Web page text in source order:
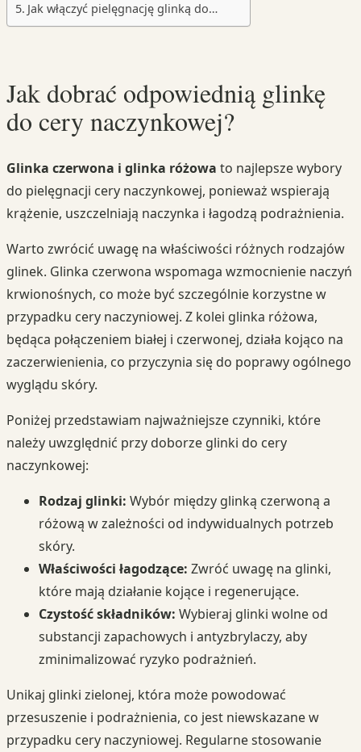
Jak włączyć pielęgnację glinką do…
Jak dobrać odpowiednią glinkę
do cery naczynkowej?
Glinka czerwona i glinka różowa to najlepsze wybory
do pielęgnacji cery naczynkowej, ponieważ wspierają
krążenie, uszczelniają naczynka i łagodzą podrażnienia.
Warto zwrócić uwagę na właściwości różnych rodzajów
glinek. Glinka czerwona wspomaga wzmocnienie naczyń
krwionośnych, co może być szczególnie korzystne w
przypadku cery naczyniowej. Z kolei glinka różowa,
będąca połączeniem białej i czerwonej, działa kojąco na
zaczerwienienia, co przyczynia się do poprawy ogólnego
wyglądu skóry.
Poniżej przedstawiam najważniejsze czynniki, które
należy uwzględnić przy doborze glinki do cery
naczynkowej:
Rodzaj glinki: Wybór między glinką czerwoną a
różową w zależności od indywidualnych potrzeb
skóry.
Właściwości łagodzące: Zwróć uwagę na glinki,
które mają działanie kojące i regenerujące.
Czystość składników: Wybieraj glinki wolne od
substancji zapachowych i antyzbrylaczy, aby
zminimalizować ryzyko podrażnień.
Unikaj glinki zielonej, która może powodować
przesuszenie i podrażnienia, co jest niewskazane w
przypadku cery naczyniowej. Regularne stosowanie